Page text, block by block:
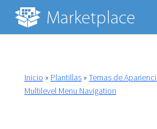
Inicio » Plantillas» Temas de
Multilevel Menu Navigation